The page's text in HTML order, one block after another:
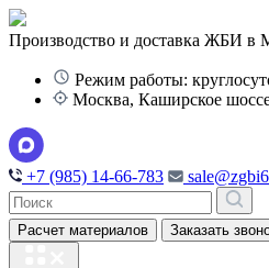
Производство и доставка ЖБИ
Режим работы:
Москва, Каширское
+7 (985) 14-66-783
Расчет материалов Заказать